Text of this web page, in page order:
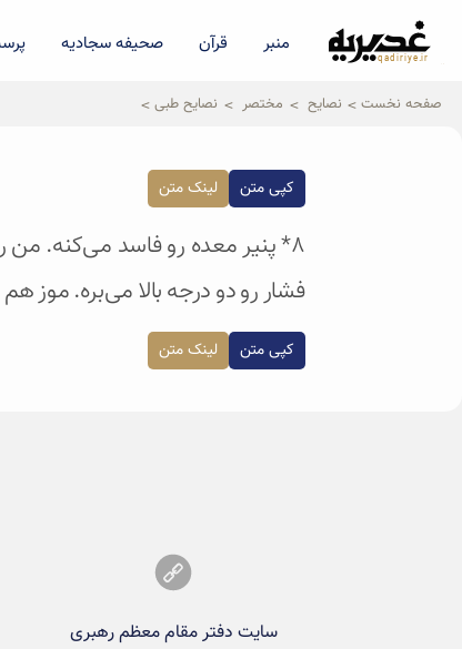
qadiriye.ir
نشریه ی غدیریه-بیانات استاد
منبر قرآن صحیفه سجادیه
صفحه نخست نصایح مختصر نصایح طبی
کپی متن لینک متن
۸* پنیر معده رو فاسد می‌کنه. من
فشار رو دو درجه بالا می‌بره.
کپی متن لینک متن
سایت دفتر مقام معظم رهبری